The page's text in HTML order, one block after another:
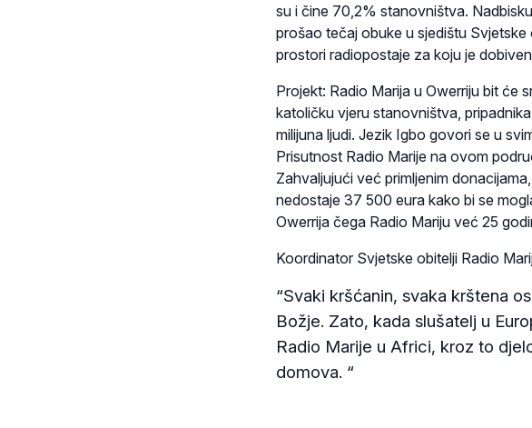
su i čine 70,2% stanovništva.
prošao tečaj obuke u sjedištu Svjetske
prostori radiopostaje za koju je
Projekt: Radio Marija u Owerriju bit će
katoličku vjeru stanovništva,
milijuna ljudi. Jezik Igbo govori se u
Prisutnost Radio Marije na ovom
Zahvaljujući već primljenim
nedostaje 37 500 eura kako bi se
Owerrija čega Radio Mariju već 25
Koordinator Svjetske obitelji Radio
“Svaki kršćanin, svaka krštena
Božje. Zato, kada slušatelj u
Radio Marije u Africi, kroz to
domova. “